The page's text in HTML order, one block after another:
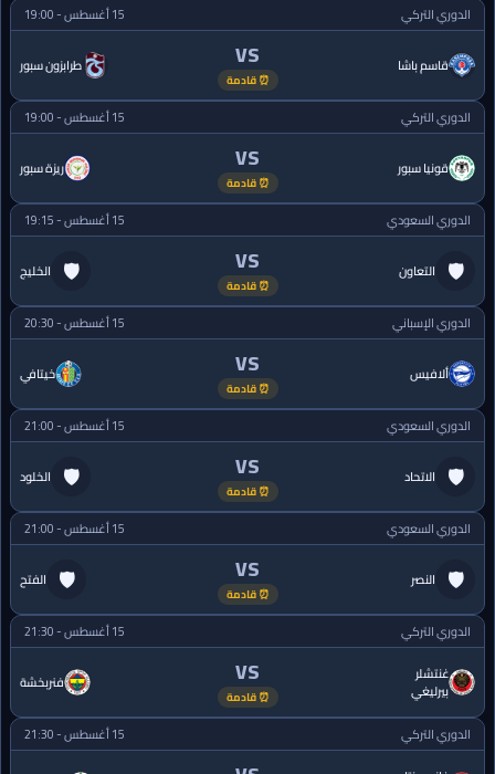
الدوري التركي
15 أغسطس - 19:00
قاسم باشا VS
⏰ قادمة
طرابزون سبور
الدوري التركي 15 أغسطس - 19:00
قونيا سبور VS
⏰ قادمة
ريزة سبور
الدوري السعودي 15 أغسطس - 19:15
🛡 التعاون VS
⏰ قادمة
الخليج 🛡
الدوري الإسباني 15 أغسطس - 20:30
ألافيس VS
⏰ قادمة
خيتافي
الدوري السعودي 15 أغسطس - 21:00
🛡 الاتحاد VS
⏰ قادمة
الخلود 🛡
الدوري السعودي 15 أغسطس - 21:00
🛡 النصر VS
⏰ قادمة
الفتح 🛡
الدوري التركي
15 أغسطس - 21:30
غنتشلر
بيرليغي
VS
⏰ قادمة
فنربخشة
الدوري التركي
15 أغسطس - 21:30